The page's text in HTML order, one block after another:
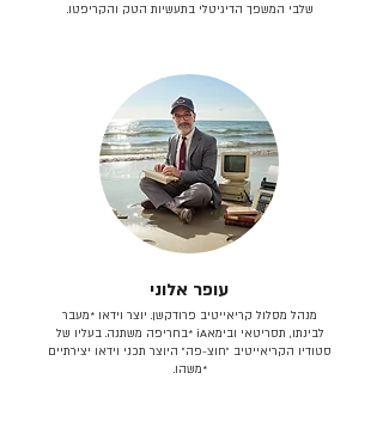
שלבי המשפך הדיגיטלי בתעשיות הטק והקריפטו.
עופר אלוני
מנהל מסלול קריאייטיב פרודקשן. יוצר וידאו *מעבר
לבינתו, תסריטאי וב​ימאiA‎ *בחריפה משתנה. בעליו של
סטודיו הקריאייטיב ״חוצ-פה״ היוצר תכני וידאו יצירתיים
*משהו.